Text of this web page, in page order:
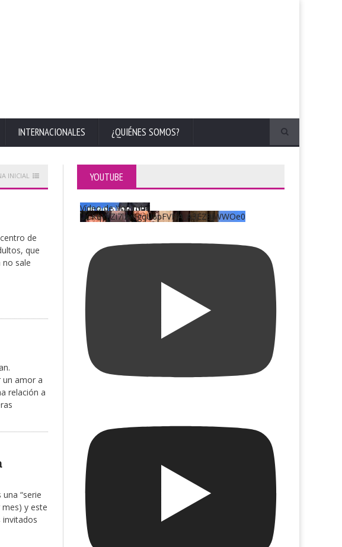
INTERNACIONALES ¿QUIÉNES SOMOS?
INICIAL
de
que
no sale
un amor a
relación a
“serie
y este
invitados
YOUTUBE
Vídeo de YouTube
UCKqYjiZi7lzy6gqU6pFVFiA_A3EZ9JWWOe0